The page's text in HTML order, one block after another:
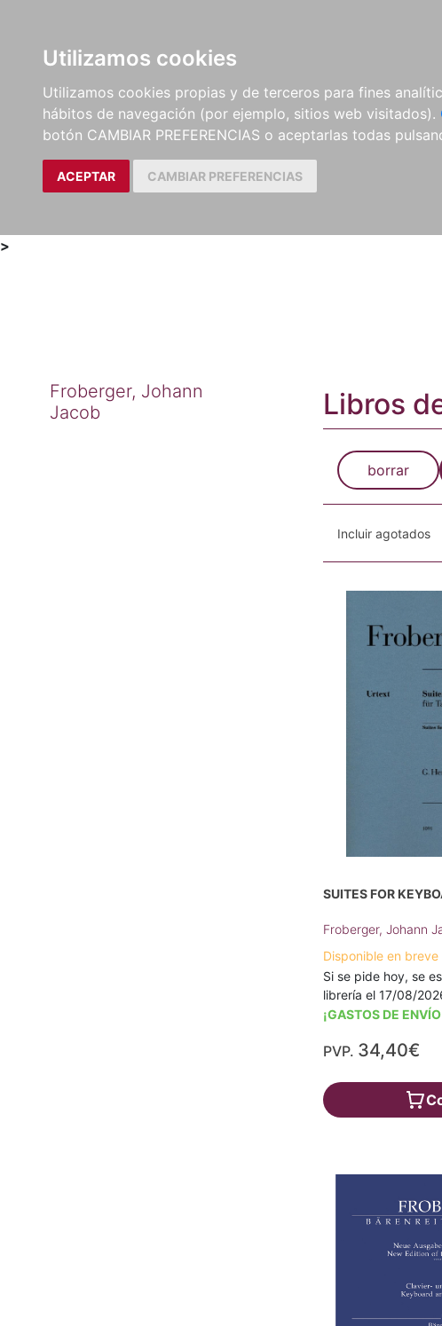
Utilizamos cookies
Utilizamos cookies propias y de terceros para fines
hábitos de navegación (por ejemplo, sitios web visitados).
botón CAMBIAR PREFERENCIAS o aceptarlas todas
ACEPTAR CAMBIAR PREFERENCIAS
LIBROS
MÉTODOS Y
EJERCICIOS
PARTITURAS Y EDICIONES
CRÍTICAS
>
Froberger, Johann
Jacob
Libros
borrar
Incluir agotados
SUITES FOR
Froberger, Johann
Disponible en breve
Si se pide hoy, se
librería el 17/08/
¡GASTOS DE
PVP. 34,40€